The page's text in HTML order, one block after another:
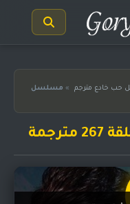
حب خادع مترجم » مسلسل